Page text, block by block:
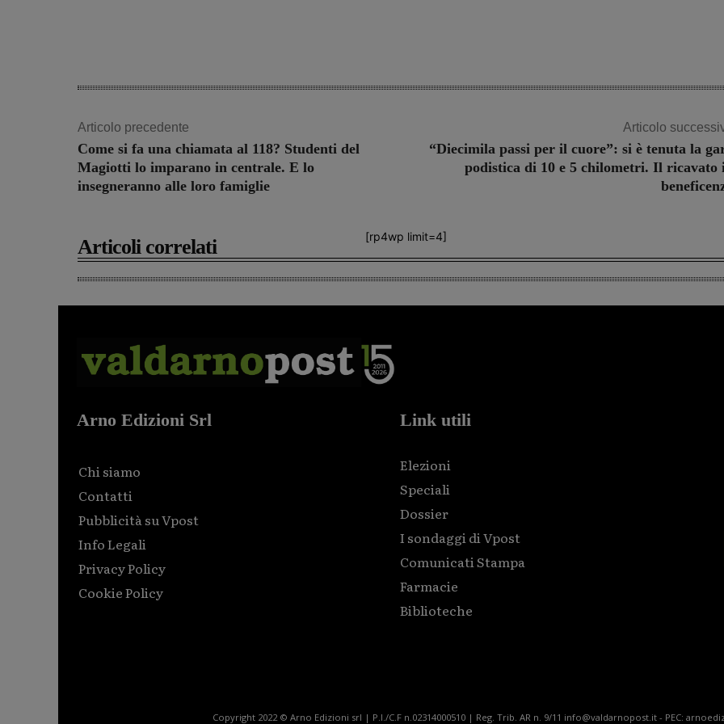
Articolo precedente
Come si fa una chiamata al 118? Studenti del
Magiotti lo imparano in centrale. E lo
insegneranno alle loro famiglie
Articolo
“Diecimila passi per il cuore”: si è tenuta la
podistica di 10 e 5 chilometri. Il ricavato
[rp4wp limit=4]
Articoli correlati
Arno Edizioni Srl
Chi siamo
Contatti
Pubblicità su Vpost
Info Legali
Privacy Policy
Cookie Policy
Link utili
Elezioni
Speciali
Dossier
I sondaggi di Vpost
Comunicati Stampa
Farmacie
Biblioteche
Copyright 2022 © Arno Edizioni srl | P.I./C.F n.02314000510 | Reg. Trib. AR n. 9/11 info@valdarnopost.it - PEC: